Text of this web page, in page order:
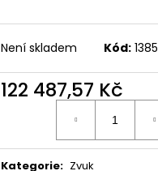
Není skladem Kód: 1385
122 487,57 Kč
Kategorie: Zvuk